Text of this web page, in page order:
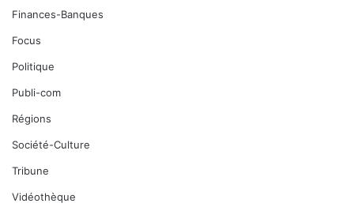
Finances-Banques
Focus
Politique
Publi-com
Régions
Société-Culture
Tribune
Vidéothèque